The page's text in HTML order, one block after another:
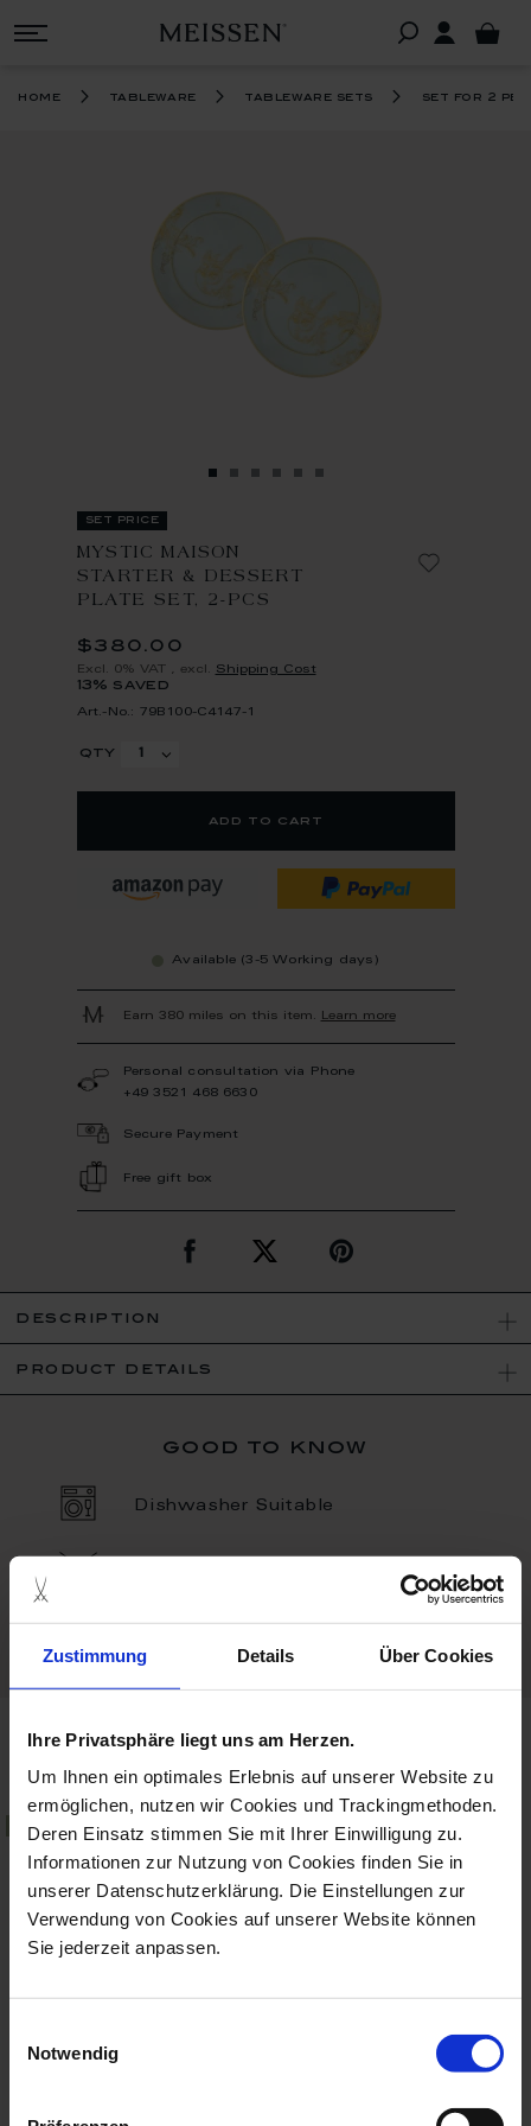
Zustimmung Details Über Cookies
Ihre Privatsphäre liegt uns am Herzen.
Um Ihnen ein optimales Erlebnis auf unserer Website zu
ermöglichen, nutzen wir Cookies und Trackingmethoden.
Deren Einsatz stimmen Sie mit Ihrer Einwilligung zu.
Informationen zur Nutzung von Cookies finden Sie in
unserer Datenschutzerklärung. Die Einstellungen zur
Verwendung von Cookies auf unserer Website können
Sie jederzeit anpassen.
Notwendig
home tableware tableware sets set for 2
set price
MYSTIC MAISON
STARTER & DESSERT
PLATE SET, 2-PCS
$380.00
Excl. 0% VAT excl. Shipping Cost
13% saved
Art.-No.: 79B100-C4147-1
qty
add to cart
Available (3-5 Working days)
Earn 380 miles on this item. Learn more
Personal consultation via Phone
+49 3521 468 6630
Secure Payment
Free gift box
description
product details
good to know
Dishwasher Suitable
Porcelain - Handmade in
more products from the no 41
mystic maison collection
new
Berlin, Myst...